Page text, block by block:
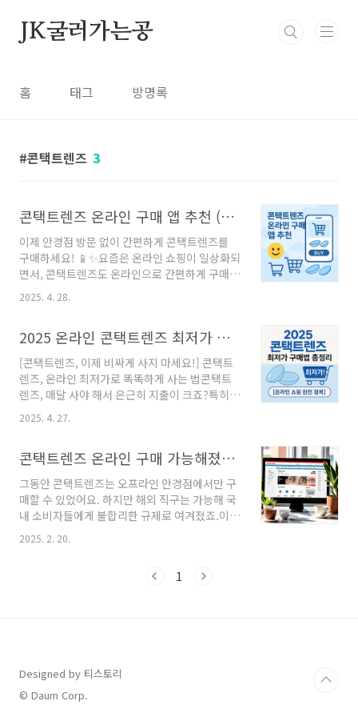
JK굴러가는공
홈 태그 방명록
콘택트렌즈 3
콘택트렌즈 온라인 구매 앱 추천 (내눈N, 렌즈링크, 마이아큐브)
이제 안경점 방문 없이 간편하게 콘택트렌즈를
구매하세요! 📱✨요즘은 온라인 쇼핑이 일상화되
면서, 콘택트렌즈도 온라인으로 간편하게 구매할
수 있게 되었어요. 오늘은 편리하고 안전하게 렌
즈를 구매할 수 있는 앱 세 가지를 소개해드릴게
앱)내눈N은 과학기술정보통신부의 ICT 규제 샌
드박스 실증 특례 허가를 받아 합법적으로 온라
인에서 콘택트렌즈를 구매하고 배송받을 수 있는
앱입니다.검안 이력과 연동된 안전한 렌즈 주문
가까운 안경점 위치 기반 서비스맞춤형 렌즈 추
천 기능내눈N 앱 Android 다운로드내눈N 앱
렌즈링크 (다양한 브랜드의 콘택트렌즈 앱)렌즈
링크는 아큐브, 알콘, 바슈롬 등 유명 브랜드의 다
양..
2025. 4. 28.
2025 온라인 콘택트렌즈 최저가 구매법 총정리 [최신 업데이트]
[콘택트렌즈, 이제 비싸게 사지 마세요!] 콘택트
렌즈, 온라인 최저가로 똑똑하게 사는 법콘택트
렌즈, 매달 사야 해서 은근히 지출이 크죠?특히 1
년 내내 착용하는 분들은 조금이라도 싸게 살 수
있는 방법이 절실합니다.2025년, 온라인 쇼핑이
전히 달라졌습니다."무조건 최저가로, 안전하게,
빠르게" 살 수 있는 꿀팁을 지금부터 알려드릴게
요!2025 온라인 콘택트렌즈 구매법, 이 글 하나
로 끝!2025 온라인 콘택트렌즈 최저가 구매 완전
정복1. 2025 온라인 콘택트렌즈 구매 트렌드
2025년 현재, 콘택트렌즈 온라인 구매는 아래 4
미 공식몰렌즈온주의할 점:- 믿을 수 있는 공식 판
2025. 4. 27.
콘택트렌즈 온라인 구매 가능해졌다!! 구매사이트까지 알아보자
그동안 콘택트렌즈는 오프라인 안경점에서만 구
매할 수 있었어요. 하지만 해외 직구는 가능해 국
내 소비자들에게 불합리한 규제로 여겨졌죠.이제
2025년부터 일회용 콘택트렌즈의 온라인 판매
가 공식적으로 허용되면서, 소비자들이 더욱 편
에서는 온라인 구매 가능 쇼핑몰까지 소개해드릴
바뀌는 점!2025년부터 일회용 콘택트렌즈에 한
해 온라인 판매 허용다회용(재사용) 렌즈는 여전
2025. 2. 20.
1
Designed by 티스토리
© Daum Corp.